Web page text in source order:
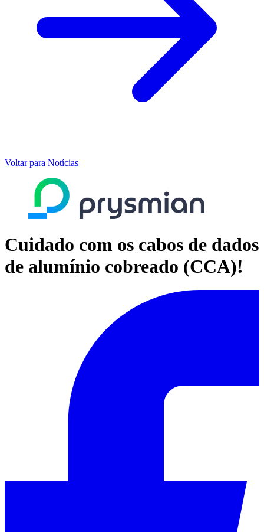
Voltar para Notícias
Cuidado com os cabos de dados
de alumínio cobreado (CCA)!